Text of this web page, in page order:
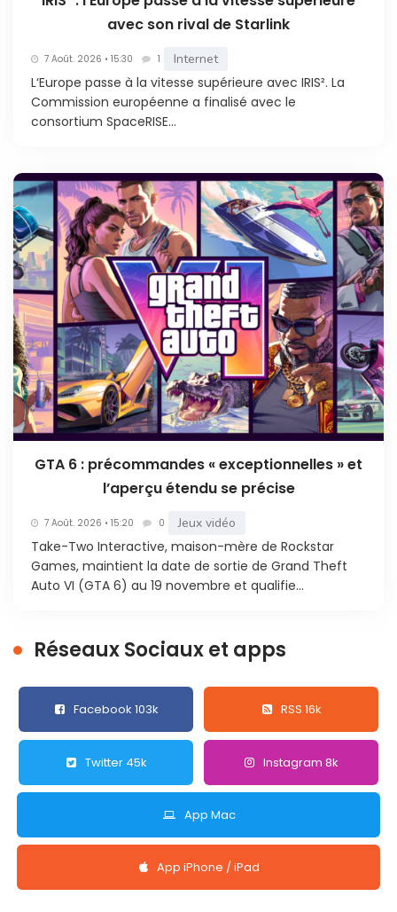
avec son rival de Starlink
7 Août. 2026 • 15:30 1 Internet
L‘Europe passe à la vitesse supérieure avec IRIS². La
Commission européenne a finalisé avec le
consortium SpaceRISE...
GTA 6 : précommandes « exceptionnelles » et
l’aperçu étendu se précise
7 Août. 2026 • 15:20 0 Jeux vidéo
Take-Two Interactive, maison-mère de Rockstar
Games, maintient la date de sortie de Grand Theft
Auto VI (GTA 6) au 19 novembre et qualifie...
Réseaux Sociaux et apps
Facebook 103k RSS 16k
Twitter 45k Instagram 8k
App Mac
App iPhone / iPad